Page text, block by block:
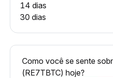
14 dias
30 dias
Como você se sente
(RE7TBTC) hoje?